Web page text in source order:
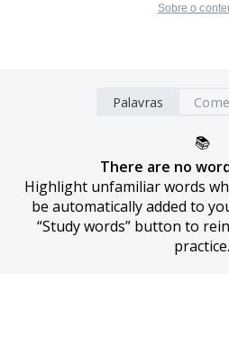
Sobre o
Palavras
📚
There are no
Highlight unfamiliar words
be automatically added to
“Study words” button to
practice.